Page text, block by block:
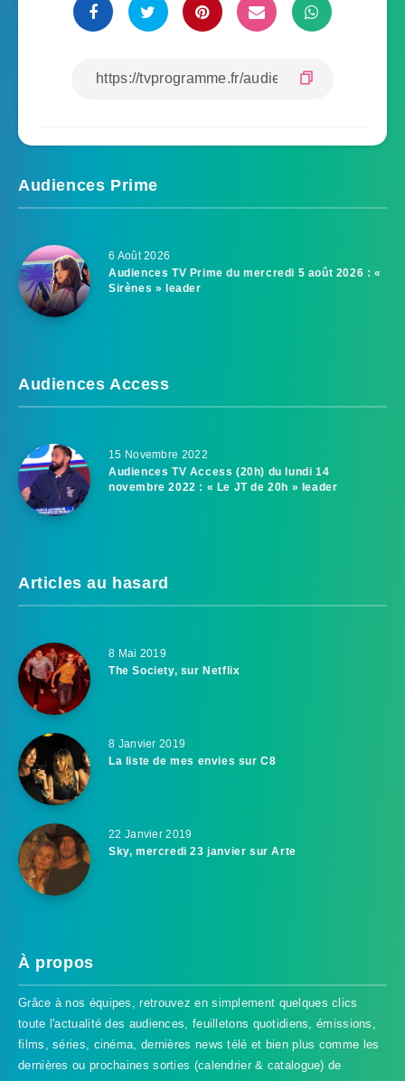
Audiences Prime
6 Août 2026
Audiences TV Prime du mercredi 5 août 2026 : «
Sirènes » leader
Audiences Access
15 Novembre 2022
Audiences TV Access (20h) du lundi 14
novembre 2022 : « Le JT de 20h » leader
Articles au hasard
8 Mai 2019
The Society, sur Netflix
8 Janvier 2019
La liste de mes envies sur C8
22 Janvier 2019
Sky, mercredi 23 janvier sur Arte
À propos
Grâce à nos équipes, retrouvez en simplement quelques clics
toute l'actualité des audiences, feuilletons quotidiens, émissions,
films, séries, cinéma, dernières news télé et bien plus comme les
dernières ou prochaines sorties (calendrier & catalogue) de